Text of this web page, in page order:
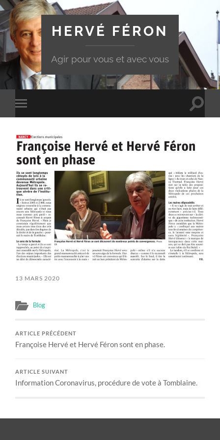
HERVÉ FÉRON
Agir pour vous et avec vous
Toggle
mobile
Toggle
13 MARS 2020
Blog
ARTICLE PRÉCÉDENT
Françoise Hervé et Hervé Féron sont en phase.
ARTICLE SUIVANT
Information Coronavirus, procédure de vote à Tomblaine.